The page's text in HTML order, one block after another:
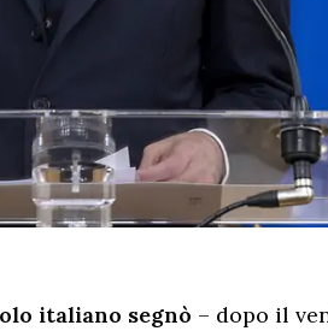
italiano segnò – dopo il